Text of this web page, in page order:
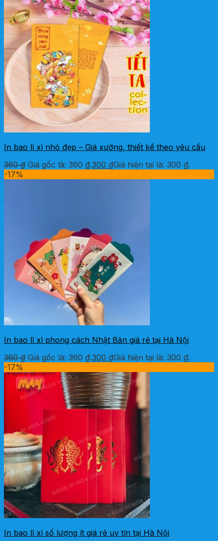
In bao lì xì nhỏ đẹp – Giá xưởng, thiết kế theo yêu cầu
360₫ Giá gốc là: 360 ₫.300 ₫Giá hiện tại là: 300 ₫.
-17%
In bao lì xì phong cách Nhật Bản giá rẻ tại Hà Nội
360₫ Giá gốc là: 360 ₫.300 ₫Giá hiện tại là: 300 ₫.
-17%
In bao lì xì số lượng ít giá rẻ uy tín tại Hà Nội